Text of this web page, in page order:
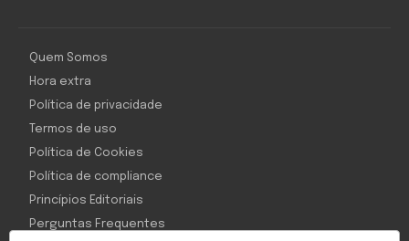
Quem Somos
Hora extra
Política de privacidade
Termos de uso
Política de Cookies
Política de compliance
Princípios Editoriais
Perguntas Frequentes